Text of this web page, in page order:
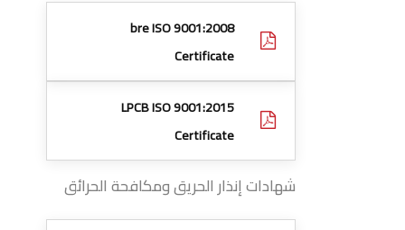
bre ISO 9001:2008
Certificate
LPCB ISO 9001:2015
Certificate
شهادات إنذار الحريق ومكافحة الحرائق